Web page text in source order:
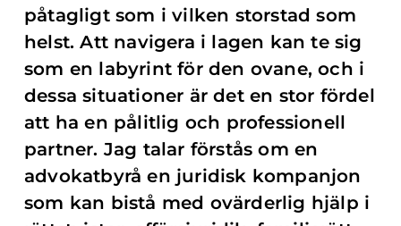
påtagligt som i vilken storstad som
helst. Att navigera i lagen kan te sig
som en labyrint för den ovane, och i
dessa situationer är det en stor fördel
att ha en pålitlig och professionell
partner. Jag talar förstås om en
advokatbyrå en juridisk kompanjon
som kan bistå med ovärderlig hjälp i